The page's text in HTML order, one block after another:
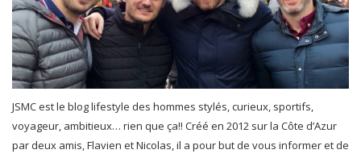
JSMC est le blog lifestyle des hommes stylés, curieux, sportifs,
voyageur, ambitieux… rien que ça!! Créé en 2012 sur la Côte d’Azur
par deux amis, Flavien et Nicolas, il a pour but de vous informer et de